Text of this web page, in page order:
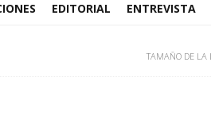
EDITORIAL ENTREVISTA
TAMAÑO DE LA